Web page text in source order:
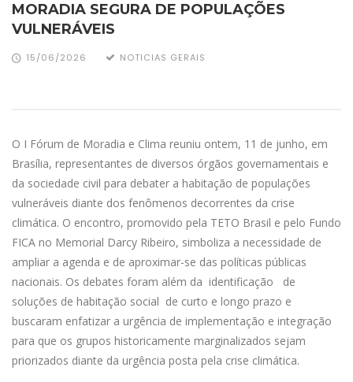
MORADIA SEGURA DE POPULAÇÕES
VULNERÁVEIS
15/06/2026 NOTICIAS GERAIS
O I Fórum de Moradia e Clima reuniu ontem, 11 de junho, em
Brasília, representantes de diversos órgãos governamentais e
da sociedade civil para debater a habitação de populações
vulneráveis diante dos fenômenos decorrentes da crise
climática. O encontro, promovido pela TETO Brasil e pelo Fundo
FICA no Memorial Darcy Ribeiro, simboliza a necessidade de
ampliar a agenda e de aproximar-se das políticas públicas
nacionais. Os debates foram além da identificação de
soluções de habitação social de curto e longo prazo e
buscaram enfatizar a urgência de implementação e integração
para que os grupos historicamente marginalizados sejam
priorizados diante da urgência posta pela crise climática.